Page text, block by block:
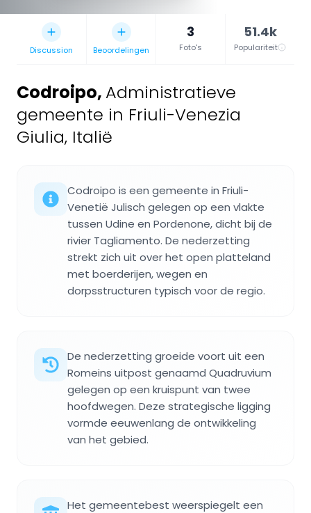
Discussion Beoordelingen
3
Foto's
51.4k
Populariteit
Codroipo, Administratieve
gemeente in Friuli-Venezia
Giulia, Italië
Codroipo is een gemeente in Friuli-
Venetië Julisch gelegen op een vlakte
tussen Udine en Pordenone, dicht bij de
rivier Tagliamento. De nederzetting
strekt zich uit over het open platteland
met boerderijen, wegen en
dorpsstructuren typisch voor de regio.
De nederzetting groeide voort uit een
Romeins uitpost genaamd Quadruvium
gelegen op een kruispunt van twee
hoofdwegen. Deze strategische ligging
vormde eeuwenlang de ontwikkeling
van het gebied.
Het gemeentebest weerspiegelt een